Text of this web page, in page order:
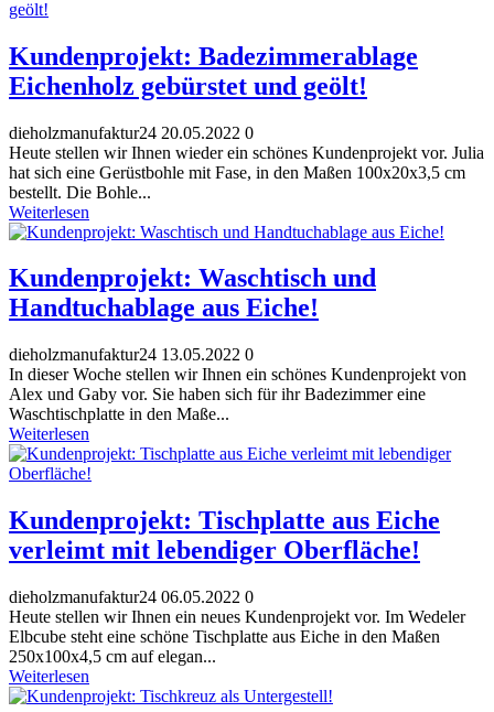
Kundenprojekt: Badezimmerablage
Eichenholz gebürstet und geölt!
dieholzmanufaktur24 20.05.2022 0
Heute stellen wir Ihnen wieder ein schönes Kundenprojekt vor. Julia
hat sich eine Gerüstbohle mit Fase, in den Maßen 100x20x3,5 cm
bestellt. Die Bohle...
Weiterlesen
Kundenprojekt: Waschtisch und
Handtuchablage aus Eiche!
dieholzmanufaktur24 13.05.2022 0
In dieser Woche stellen wir Ihnen ein schönes Kundenprojekt von
Alex und Gaby vor. Sie haben sich für ihr Badezimmer eine
Waschtischplatte in den Maße...
Weiterlesen
Kundenprojekt: Tischplatte aus Eiche
verleimt mit lebendiger Oberfläche!
dieholzmanufaktur24 06.05.2022 0
Heute stellen wir Ihnen ein neues Kundenprojekt vor. Im Wedeler
Elbcube steht eine schöne Tischplatte aus Eiche in den Maßen
250x100x4,5 cm auf elegan...
Weiterlesen